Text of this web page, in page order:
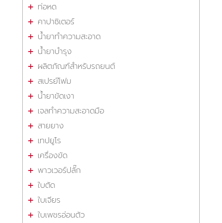
ท่อหด
คาปาซิเตอร์
น้ำยาทำความสะอาด
น้ำยาบำรุง
ผลิตภัณฑ์สำหรับรถยนต์
สเปรย์โฟม
น้ำยาขัดเงา
เจลทำความสะอาดมือ
สายยาง
เทปยูโร
เครื่องขัด
พาวเวอร์ปลั๊ก
ใบตัด
ใบเจียร
ใบเพชรอ่อนตัว